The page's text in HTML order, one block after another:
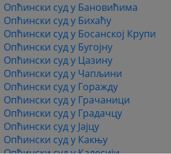
Опћински суд у Бановићима
Опћински суд у Бихаћу
Опћински суд у Босанској Крупи
Опћински суд у Бугојну
Опћински суд у Цазину
Опћински суд у Чапљини
Опћински суд у Горажду
Опћински суд у Грачаници
Опћински суд у Градачцу
Опћински суд у Јајцу
Опћински суд у Какњу